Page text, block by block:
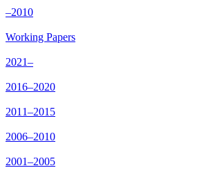
–2010
Working Papers
2021–
2016–2020
2011–2015
2006–2010
2001–2005